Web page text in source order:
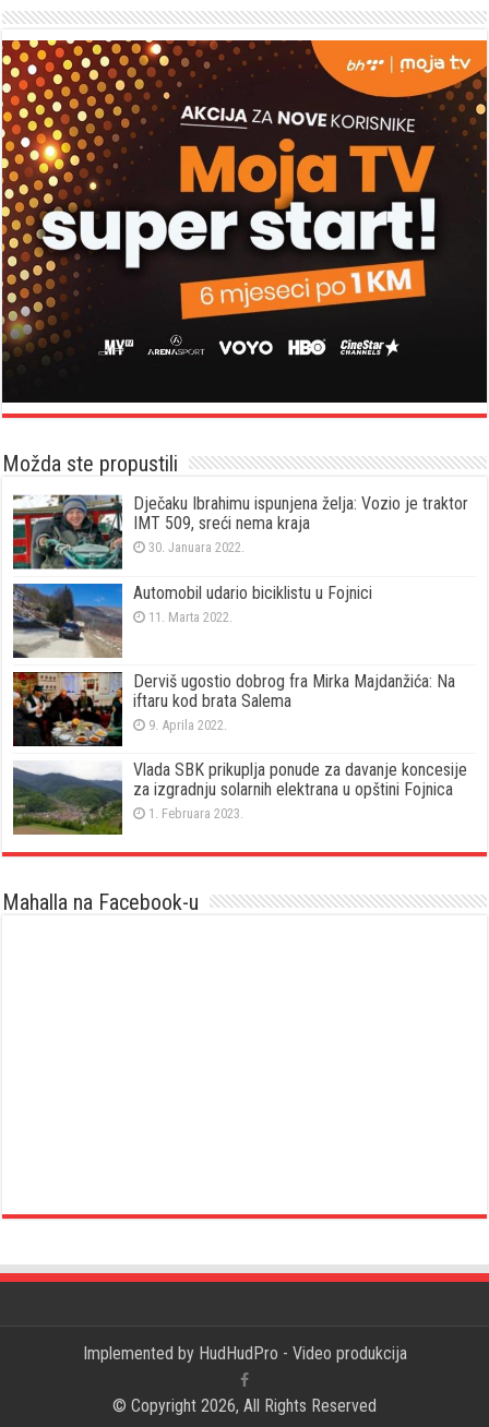
Možda ste propustili
Dječaku Ibrahimu ispunjena želja: Vozio je traktor
IMT 509, sreći nema kraja
30. Januara 2022.
Automobil udario biciklistu u Fojnici
11. Marta 2022.
Derviš ugostio dobrog fra Mirka Majdanžića: Na
iftaru kod brata Salema
9. Aprila 2022.
Vlada SBK prikuplja ponude za davanje koncesije
za izgradnju solarnih elektrana u opštini Fojnica
1. Februara 2023.
Mahalla na Facebook-u
Implemented by HudHudPro - Video produkcija
© Copyright 2026, All Rights Reserved